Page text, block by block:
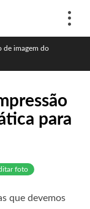
de imagem do
para
foto
que devemos